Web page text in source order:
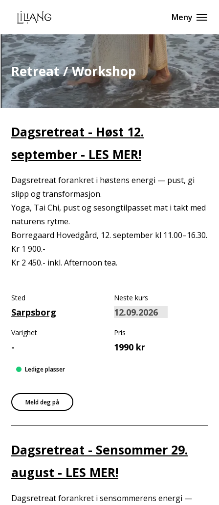
Meny
Retreat / Workshop
Dagsretreat - Høst 12.
september - LES MER!
Dagsretreat forankret i høstens energi — pust, gi
slipp og transformasjon.
Yoga, Tai Chi, pust og sesongtilpasset mat i takt med
naturens rytme.
Borregaard Hovedgård, 12. september kl 11.00–16.30.
Kr 1 900.-
Kr 2 450.- inkl. Afternoon tea.
Sted
Sarpsborg
Neste kurs
Varighet
-
Pris
1990 kr
Meld deg på
Ledige plasser
Dagsretreat - Sensommer 29.
august - LES MER!
Dagsretreat forankret i sensommerens energi —